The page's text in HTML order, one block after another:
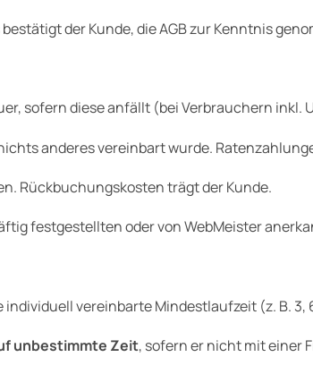
der Kunde, die AGB zur Kenntnis
sofern diese anfällt (bei Verbrauchern inkl.
anderes vereinbart wurde.
Rückbuchungskosten trägt der Kunde.
festgestellten oder von WebMeister
vereinbarte Mindestlaufzeit (z. B. 3,
unbestimmte Zeit, sofern er nicht mit einer